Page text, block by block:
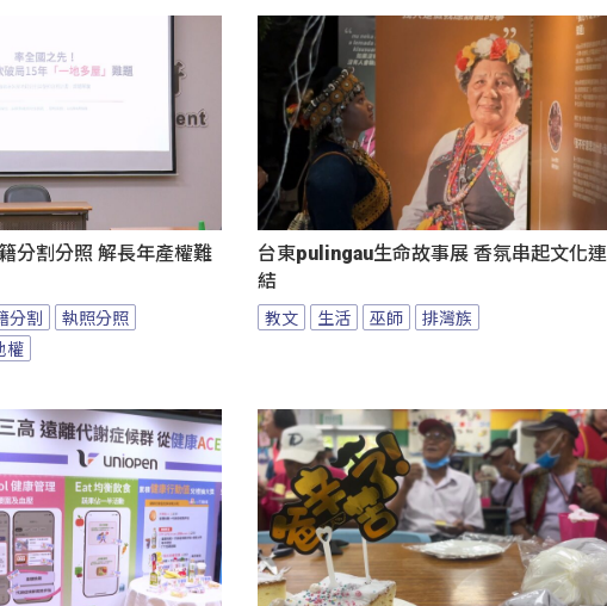
分割分照 解長年產權難
分割
執照分照
權
台東pulingau生命故事展 香氛串起文化連
結
教文 生活 巫師 排灣族